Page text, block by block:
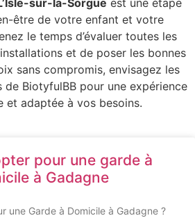
être de votre enfant et votre
le temps d’évaluer toutes les
et de poser les bonnes
sans compromis, envisagez les
de BiotyfulBB pour une expérience
et adaptée à vos besoins.
pour une garde à
à Gadagne
une Garde à Domicile à Gadagne ?